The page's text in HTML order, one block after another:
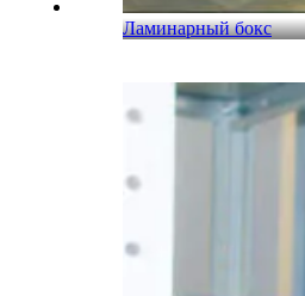
Ламинарный бокс